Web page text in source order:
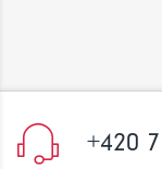
+420